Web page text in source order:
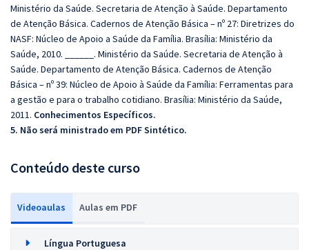
Ministério da Saúde. Secretaria de Atenção à Saúde. Departamento
de Atenção Básica. Cadernos de Atenção Básica – nº 27: Diretrizes do
NASF: Núcleo de Apoio a Saúde da Família. Brasília: Ministério da
Saúde, 2010. ______. Ministério da Saúde. Secretaria de Atenção à
Saúde. Departamento de Atenção Básica. Cadernos de Atenção
Básica – nº 39: Núcleo de Apoio à Saúde da Família: Ferramentas para
a gestão e para o trabalho cotidiano. Brasília: Ministério da Saúde,
2011. Conhecimentos Específicos.
5. Não será ministrado em PDF Sintético.
Conteúdo deste curso
Videoaulas Aulas em PDF
Língua Portuguesa